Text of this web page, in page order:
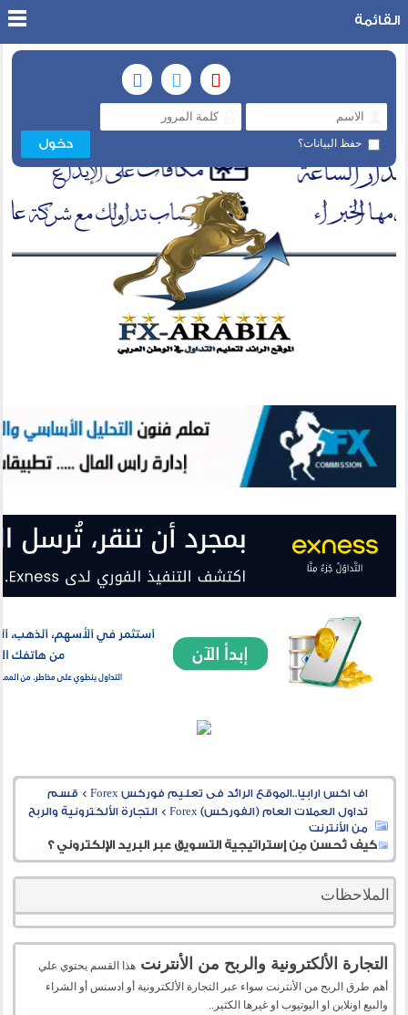
حفظ البيانات؟
القائمة
اف اكس ارابيا..الموقع الرائد فى تعليم فوركس Forex > قسم
تداول العملات العام (الفوركس) Forex
>التجارة الألكترونية والربح
من الأنترنت
كيف تُحسن مِن إستراتيجية التسويق عبر البريد الإلكتروني ؟
الملاحظات
التجارة الألكترونية والربح من الأنترنت هذا القسم يحتوي علي
أهم طرق الربح من الأنترنت سواء عبر التجارة الألكترونية أو ادسنس أو الشراء
والبيع اونلاين او اليوتيوب او غيرها الكثير..